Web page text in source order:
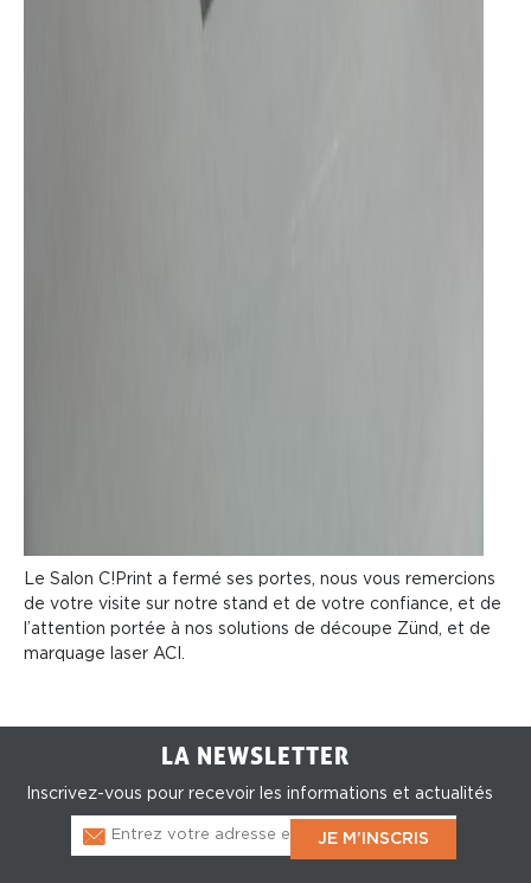
Le Salon C!Print a fermé ses portes, nous vous remercions
de votre visite sur notre stand et de votre confiance, et de
l’attention portée à nos solutions de découpe Zünd, et de
marquage laser ACI.
LA NEWSLETTER
Inscrivez-vous pour recevoir les informations et actualités